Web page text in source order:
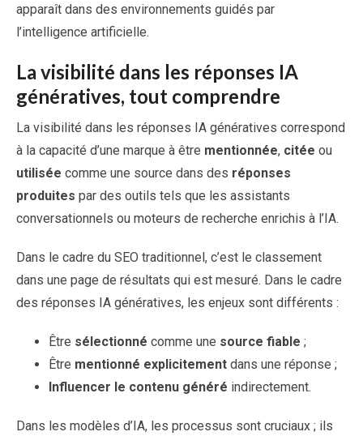
apparaît dans des environnements guidés par
l’intelligence artificielle.
La visibilité dans les réponses IA
génératives, tout comprendre
La visibilité dans les réponses IA génératives correspond
à la capacité d’une marque à être mentionnée, citée ou
utilisée comme une source dans des réponses
produites par des outils tels que les assistants
conversationnels ou moteurs de recherche enrichis à l’IA.
Dans le cadre du SEO traditionnel, c’est le classement
dans une page de résultats qui est mesuré. Dans le cadre
des réponses IA génératives, les enjeux sont différents :
Être sélectionné comme une source fiable ;
Être mentionné explicitement dans une réponse ;
Influencer le contenu généré indirectement.
Dans les modèles d’IA, les processus sont cruciaux ; ils